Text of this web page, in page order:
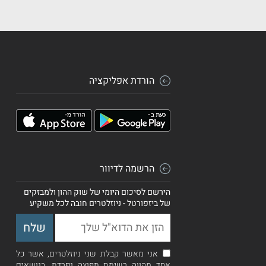
הורדת אפליקציה
הרשמה לדיוור
הירשם לסיכום היומי של שוק ההון ולמבזקים
של ביזפורטל - ניוזלטרים חובה לכל משקיע
אני מאשר קבלת שני ניוזלטרים, אשר כל